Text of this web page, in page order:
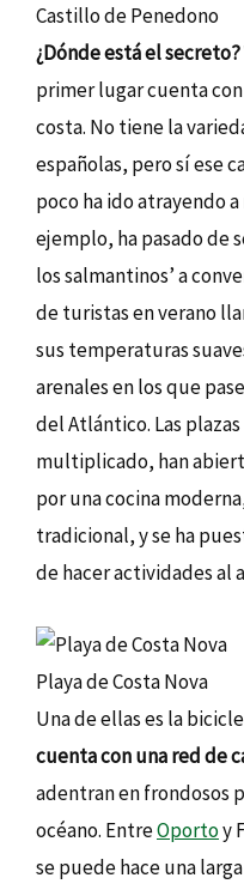
Castillo de Penedono
¿Dónde está el secreto?
primer lugar cuenta
costa. No tiene la
españolas, pero sí ese
poco ha ido atrayendo
ejemplo, ha pasado de
los salmantinos’ a
de turistas en verano
sus temperaturas
arenales en los que
del Atlántico. Las
multiplicado, han
por una cocina
tradicional, y se ha
de hacer actividades al
Playa de Costa Nova
Una de ellas es la
cuenta con una red de
adentran en frondosos
océano. EntreOportoy
se puede hace una